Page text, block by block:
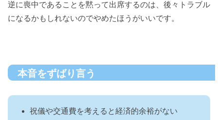
逆に喪中であることを黙って出席するのは、後々トラブル
になるかもしれないのでやめたほうがいいです。
本音をずばり言う
祝儀や交通費を考えると経済的余裕がない